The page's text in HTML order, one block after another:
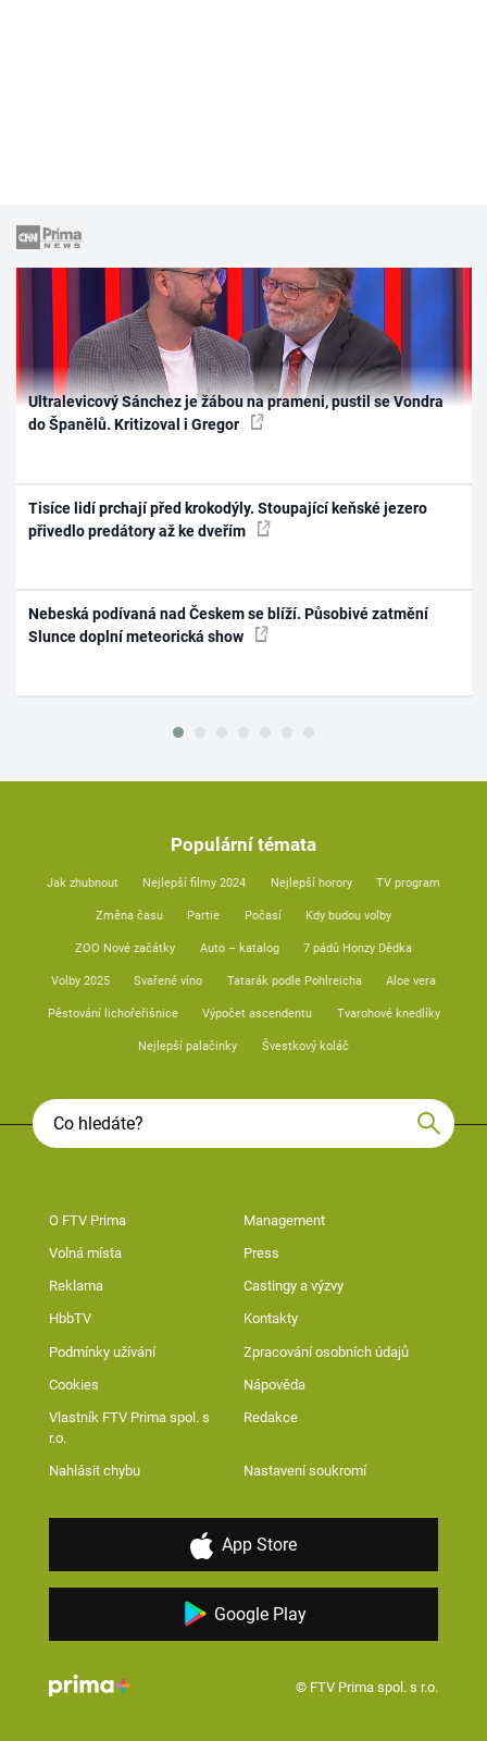
Ultralevicový Sánchez je žábou na prameni, pustil se Vondra
do Španělů. Kritizoval i Gregor
Tisíce lidí prchají před krokodýly. Stoupající keňské jezero
přivedlo predátory až ke dveřím
Nebeská podívaná nad Českem se blíží. Působivé zatmění
Slunce doplní meteorická show
Populární témata
Jak zhubnout Nejlepší filmy 2024 Nejlepší horory TV program
Změna času Partie Počasí Kdy budou volby
ZOO Nové začátky Auto – katalog 7 pádů Honzy Dědka
Volby 2025 Svařené víno Tatarák podle Pohlreicha Aloe vera
Pěstování lichořeřišnice Výpočet ascendentu Tvarohové knedlíky
Nejlepší palačinky Švestkový koláč
O FTV Prima Management
Volná místa Press
Reklama Castingy a výzvy
HbbTV Kontakty
Podmínky užívání Zpracování osobních údajů
Cookies Nápověda
Vlastník FTV Prima spol. s
r.o.
Redakce
Nahlásit chybu Nastavení soukromí
App Store
Google Play
© FTV Prima spol. s r.o.